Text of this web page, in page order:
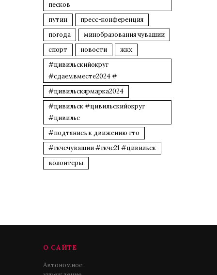
песков
путин
пресс-конференция
погода
минобразования чувашии
спорт
новости
жкх
#цивильскийокруг
#сдаемвместе2024 #
#цивильскярмарка2024
#цивильск #цивильскийокруг
#цивильс
#подтянись к движению гто
#гкчсчувашии #гкчс21 #цивильск
волонтеры
О САЙТЕ
Автономное